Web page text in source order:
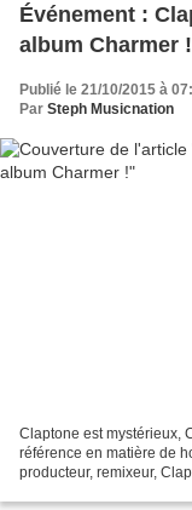
Événement :
album Charmer !
Publié le 21/10/2015 à
Par Steph Musicnation
Claptone est mystérieux,
référence en matière de
producteur, remixeur,